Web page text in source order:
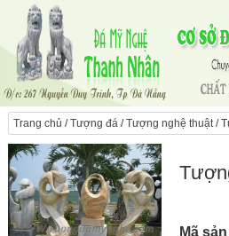
Trang chủ /Tượng đá/Tượng nghệ thuật/
Mã